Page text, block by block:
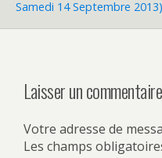
Samedi 14 Septembre 2013)
Laisser un commentaire
Votre adresse de
Les champs